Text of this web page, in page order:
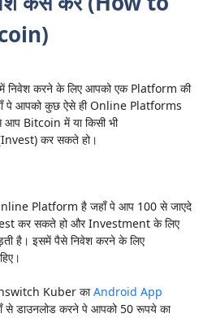
निवेश करने के लिए आपको एक Platform की
पे आपको कुछ ऐसे ही Online Platforms
आप Bitcoin में या किसी भी
कर सकते हो।
Platform है जहाँ पे आप 100 से जाएदे
कर सकते हो और Investment के लिए
है। इसमें पैसे निवेश करने के लिए
Kuber काAndroid App
से डाउनलोड करने पे आपको 50 रूपये का